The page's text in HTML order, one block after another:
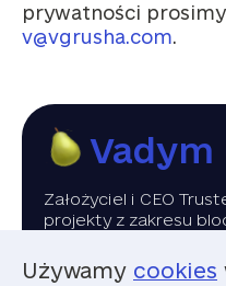
prywatności
v@vgrusha.com.
Vadym
Założyciel i CEO
projekty z zakresu
Wideo
Używamy cookies